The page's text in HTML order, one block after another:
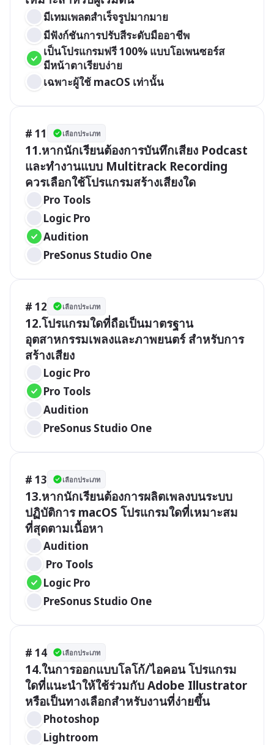
มีเทมเพลตสำเร็จรูปมากมาย
มีฟังก์ชันการปรับสีระดับมืออาชีพ
เป็นโปรแกรมฟรี 100% แบบโอเพนซอร์ส
มีหน้าตาเรียบง่าย
เฉพาะผู้ใช้ macOS เท่านั้น
# 11 เลือกประเภท
11.หากนักเรียนต้องการบันทึกเสียง Podcast
และทำงานแบบ Multitrack Recording
ควรเลือกใช้โปรแกรมสร้างเสียงใด
Pro Tools
Logic Pro
Audition
PreSonus Studio One
# 12 เลือกประเภท
12.โปรแกรมใดที่ถือเป็นมาตรฐาน
อุตสาหกรรมเพลงและภาพยนตร์ สำหรับการ
สร้างเสียง
Logic Pro
Pro Tools
Audition
PreSonus Studio One
# 13 เลือกประเภท
13.หากนักเรียนต้องการผลิตเพลงบนระบบ
ปฏิบัติการ macOS โปรแกรมใดที่เหมาะสม
ที่สุดตามเนื้อหา
Audition
Pro Tools
Logic Pro
PreSonus Studio One
# 14 เลือกประเภท
14.ในการออกแบบโลโก้/ไอคอน โปรแกรม
ใดที่แนะนำให้ใช้ร่วมกับ Adobe Illustrator
หรือเป็นทางเลือกสำหรับงานที่ง่ายขึ้น
Photoshop
Lightroom